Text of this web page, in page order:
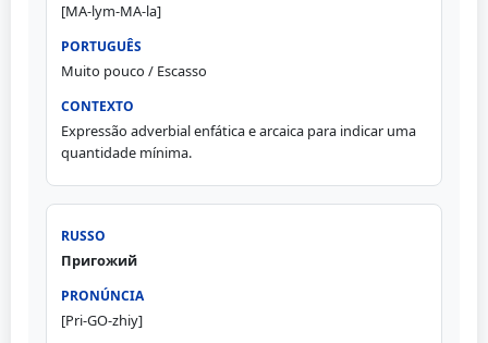
[MA-lym-MA-la]
Muito pouco / Escasso
Expressão adverbial enfática e arcaica para indicar uma
quantidade mínima.
Пригожий
[Pri-GO-zhiy]